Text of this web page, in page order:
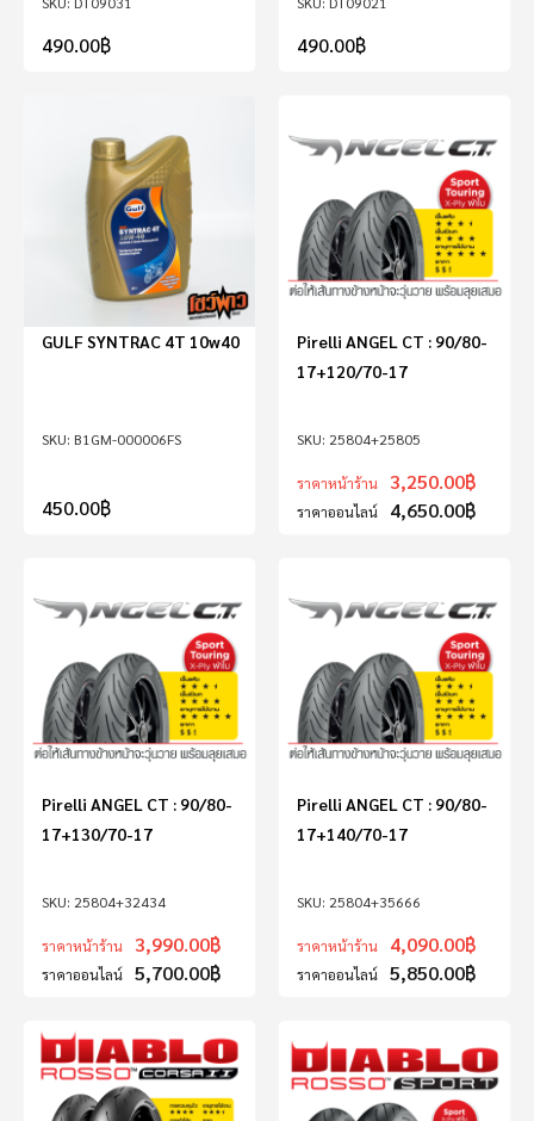
490.00฿ 490.00฿
B1GM-000006FS
GULF SYNTRAC 4T 10w40
450.00฿
25804+25805
Pirelli ANGEL CT : 90/80-
17+120/70-17
ราคาหน้าร้าน 3,250.00฿
ราคาออนไลน์ 4,650.00฿
25804+32434
Pirelli ANGEL CT : 90/80-
17+130/70-17
ราคาหน้าร้าน 3,990.00฿
ราคาออนไลน์ 5,700.00฿
25804+35666
Pirelli ANGEL CT : 90/80-
17+140/70-17
ราคาหน้าร้าน 4,090.00฿
ราคาออนไลน์ 5,850.00฿